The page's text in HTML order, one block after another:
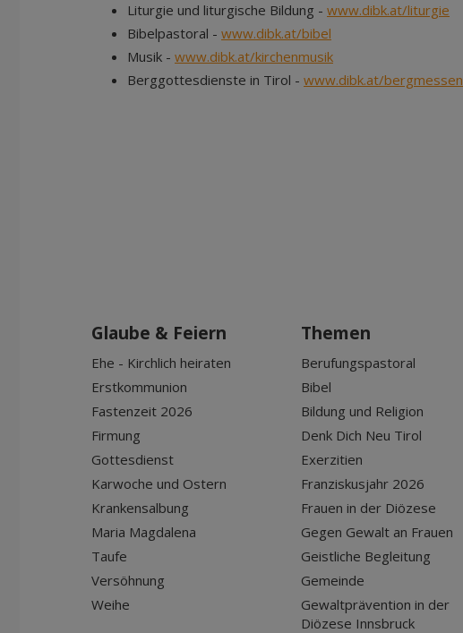
Liturgie und liturgische Bildung - www.dibk.at/liturgie
Bibelpastoral - www.dibk.at/bibel
Musik - www.dibk.at/kirchenmusik
Berggottesdienste in Tirol - www.dibk.at/bergmessen
Glaube & Feiern
Ehe - Kirchlich heiraten
Erstkommunion
Fastenzeit 2026
Firmung
Gottesdienst
Karwoche und Ostern
Krankensalbung
Maria Magdalena
Taufe
Versöhnung
Weihe
Themen
Berufungspastoral
Bibel
Bildung und Religion
Denk Dich Neu Tirol
Exerzitien
Franziskusjahr 2026
Frauen in der Diözese
Gegen Gewalt an Frauen
Geistliche Begleitung
Gemeinde
Gewaltprävention in der
Diözese Innsbruck